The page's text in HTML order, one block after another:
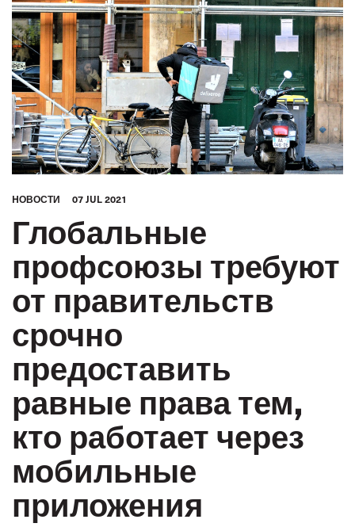
HОВОСТИ 07 JUL 2021
Глобальные
профсоюзы требуют
от правительств
срочно
предоставить
равные права тем,
кто работает через
мобильные
приложения